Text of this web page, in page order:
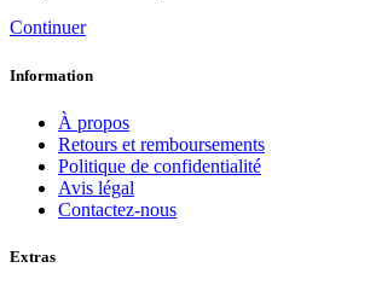
Continuer
Information
À propos
Retours et remboursements
Politique de confidentialité
Avis légal
Contactez-nous
Extras